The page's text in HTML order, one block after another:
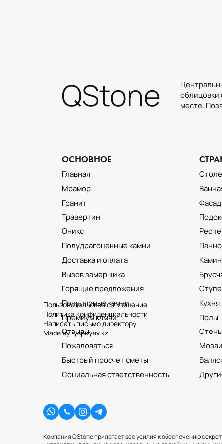
ОБЛИЦОВКА ФАСАДА
QStone
облицовки
месте.
ОСНОВНОЕ
Главная
Мрамор
Гранит
Травертин
Оникс
Полудрагоценные камни
Доставка и оплата
Вызов замерщика
Горящие предложения
Популярные камни
Премиум камни
Отзывы
Пожаловаться
Быстрый просчет сметы
Социальная ответственность
Фасад
Панно
Кухня
Полы
Стены
Пользовательское соглашение
Политика конфиденциальности
Написать письмо директору
Made by ryspayev.kz
Компания QStone прилагает все усилия к обеспечению